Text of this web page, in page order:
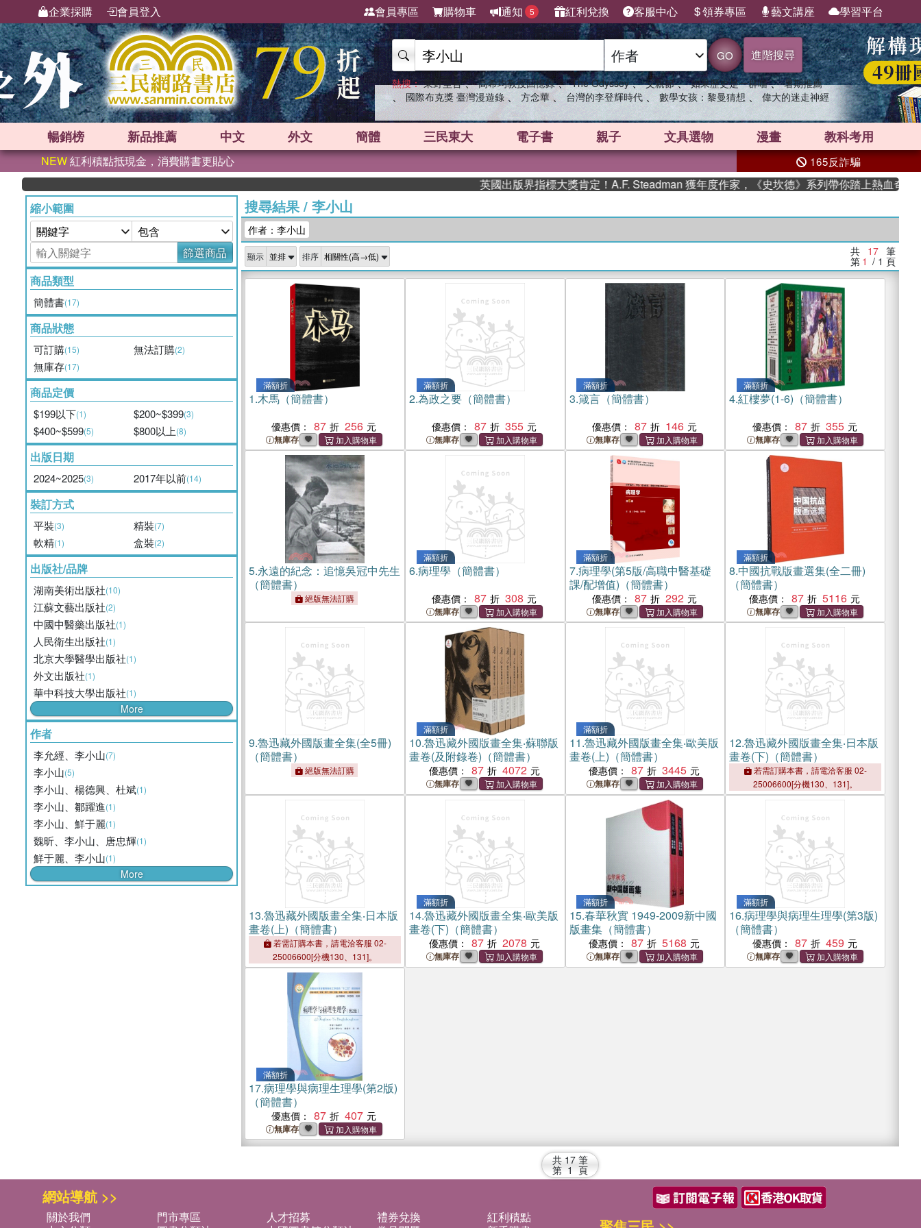
企業採購 會員登入 會員專區 購物車 通知 5 紅利兌換 客服中心 領券專區 藝文講座 學習平台
GO 進階搜尋
熱搜： 東野圭吾 、 高希均教授回憶錄 、 The Odyssey 、 父親節 、 如果歷史是一群喵 、 暑期推薦
、 國際布克獎 臺灣漫遊錄 、 方念華 、 台灣的李登輝時代 、 數學女孩：黎曼猜想 、 偉大的迷走神經
暢銷榜 新品推薦 中文 外文 簡體 三民東大 電子書 親子 文具選物 漫畫 教科考用
NEW紅利積點抵現金，消費購書更貼心 165反詐騙
英國出版界指標大獎肯定！A.F. Steadman 獲年度作家，《史坎德》系列帶你踏上熱血奇幻旅程
縮小範圍
篩選商品
商品類型
簡體書(17)
商品狀態
可訂購(15) 無法訂購(2)
無庫存(17)
商品定價
$199以下(1) $200~$399(3)
$400~$599(5) $800以上(8)
出版日期
2024~2025(3) 2017年以前(14)
裝訂方式
平裝(3) 精裝(7)
軟精(1) 盒裝(2)
出版社/品牌
湖南美術出版社(10)
江蘇文藝出版社(2)
中國中醫藥出版社(1)
人民衛生出版社(1)
北京大學醫學出版社(1)
外文出版社(1)
華中科技大學出版社(1)
More
作者
李允經、李小山(7)
李小山(5)
李小山、楊德興、杜斌(1)
李小山、鄒躍進(1)
李小山、鮮于麗(1)
魏昕、李小山、唐忠輝(1)
鮮于麗、李小山(1)
More
搜尋結果/ 李小山
作者：李小山
顯示 排序 共 17 筆
第 1 / 1 頁
滿額折
1.木馬（簡體書）
優惠價： 87 256
無庫存
滿額折
2.為政之要（簡體書）
優惠價： 87 355
無庫存
滿額折
3.箴言（簡體書）
優惠價： 87 146
無庫存
滿額折
4.紅樓夢(1-6)（簡體書）
優惠價： 87 355
無庫存
5.永遠的紀念：追憶吳冠中先生
（簡體書）
絕版無法訂購
滿額折
6.病理學（簡體書）
優惠價： 87 308
無庫存
滿額折
7.病理學(第5版/高職中醫基礎
課/配增值)（簡體書）
優惠價： 87 292
無庫存
滿額折
8.中國抗戰版畫選集(全二冊)
（簡體書）
優惠價： 87 5116
無庫存
9.魯迅藏外國版畫全集(全5冊)
（簡體書）
絕版無法訂購
滿額折
10.魯迅藏外國版畫全集‧蘇聯版
畫卷(及附錄卷)（簡體書）
優惠價： 87 4072
無庫存
滿額折
11.魯迅藏外國版畫全集‧歐美版
畫卷(上)（簡體書）
優惠價： 87 3445
無庫存
12.魯迅藏外國版畫全集‧日本版
畫卷(下)（簡體書）
若需訂購本書，請電洽客服 02-
25006600[分機130、131]。
13.魯迅藏外國版畫全集‧日本版
畫卷(上)（簡體書）
若需訂購本書，請電洽客服 02-
25006600[分機130、131]。
滿額折
14.魯迅藏外國版畫全集‧歐美版
畫卷(下)（簡體書）
優惠價： 87 2078
無庫存
滿額折
15.春華秋實 1949-2009新中國
版畫集（簡體書）
優惠價： 87 5168
無庫存
滿額折
16.病理學與病理生理學(第3版)
（簡體書）
優惠價： 87 459
無庫存
滿額折
17.病理學與病理生理學(第2版)
（簡體書）
優惠價： 87 407
無庫存
共 17 筆
第 1 頁
網站導航 >>
關於我們 門市專區 人才招募 禮券兌換
紅利積點